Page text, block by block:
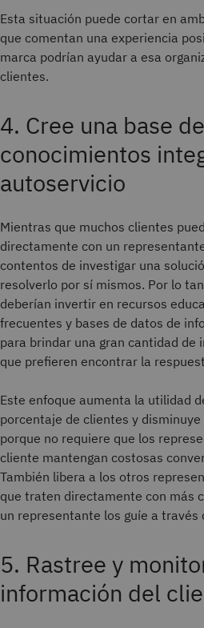
Esta situación puede cortar en
que comentan una experiencia
marca podrían ayudar a esa
clientes.
4. Cree una base de
conocimientos
autoservicio
Mientras que muchos clientes
directamente con un
contentos de investigar una
resolverlo por sí mismos. Por lo
deberían invertir en recursos
frecuentes y bases de datos de
para brindar una gran cantidad de
que prefieren encontrar la
Este enfoque aumenta la utilidad
porcentaje de clientes y
porque no requiere que los
cliente mantengan costosas
También libera a los otros
que traten directamente con más
un representante los guíe a través
5. Rastree y
información del